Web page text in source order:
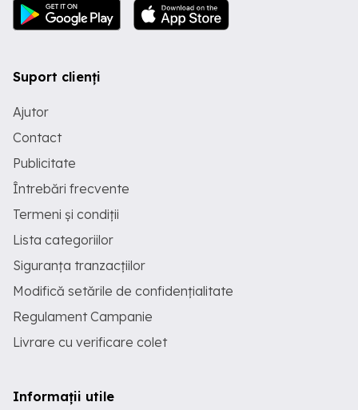
Suport clienți
Ajutor
Contact
Publicitate
Întrebări frecvente
Termeni și condiții
Lista categoriilor
Siguranța tranzacțiilor
Modifică setările de confidențialitate
Regulament Campanie
Livrare cu verificare colet
Informații utile